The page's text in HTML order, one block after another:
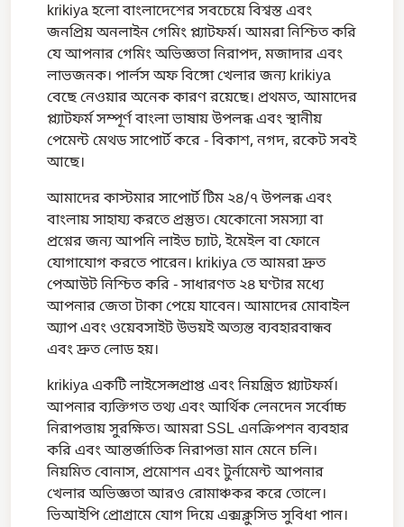
krikiya হলো বাংলাদেশের সবচেয়ে বিশ্বস্ত এবং
জনপ্রিয় অনলাইন গেমিং প্ল্যাটফর্ম। আমরা নিশ্চিত করি
যে আপনার গেমিং অভিজ্ঞতা নিরাপদ, মজাদার এবং
লাভজনক। পার্লস অফ বিঙ্গো খেলার জন্য krikiya
বেছে নেওয়ার অনেক কারণ রয়েছে। প্রথমত, আমাদের
প্ল্যাটফর্ম সম্পূর্ণ বাংলা ভাষায় উপলব্ধ এবং স্থানীয়
পেমেন্ট মেথড সাপোর্ট করে - বিকাশ, নগদ, রকেট সবই
আছে।
আমাদের কাস্টমার সাপোর্ট টিম ২৪/৭ উপলব্ধ এবং
বাংলায় সাহায্য করতে প্রস্তুত। যেকোনো সমস্যা বা
প্রশ্নের জন্য আপনি লাইভ চ্যাট, ইমেইল বা ফোনে
যোগাযোগ করতে পারেন। krikiya তে আমরা দ্রুত
পেআউট নিশ্চিত করি - সাধারণত ২৪ ঘণ্টার মধ্যে
আপনার জেতা টাকা পেয়ে যাবেন। আমাদের মোবাইল
অ্যাপ এবং ওয়েবসাইট উভয়ই অত্যন্ত ব্যবহারবান্ধব
এবং দ্রুত লোড হয়।
krikiya একটি লাইসেন্সপ্রাপ্ত এবং নিয়ন্ত্রিত প্ল্যাটফর্ম।
আপনার ব্যক্তিগত তথ্য এবং আর্থিক লেনদেন সর্বোচ্চ
নিরাপত্তায় সুরক্ষিত। আমরা SSL এনক্রিপশন ব্যবহার
করি এবং আন্তর্জাতিক নিরাপত্তা মান মেনে চলি।
নিয়মিত বোনাস, প্রমোশন এবং টুর্নামেন্ট আপনার
খেলার অভিজ্ঞতা আরও রোমাঞ্চকর করে তোলে।
ভিআইপি প্রোগ্রামে যোগ দিয়ে এক্সক্লুসিভ সুবিধা পান।